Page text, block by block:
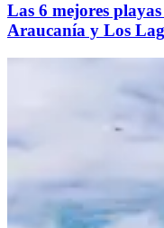
Las 6 mejores
Araucanía y Los